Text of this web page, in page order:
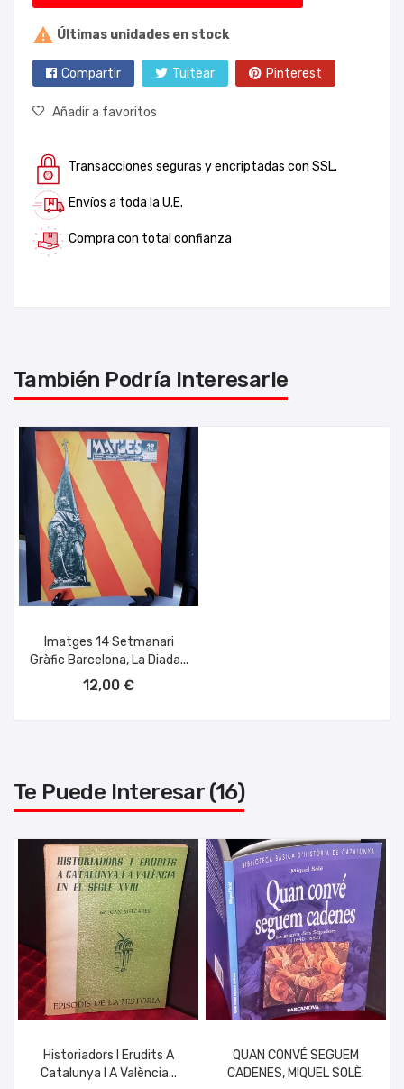
 Últimas unidades en stock
Compartir Tuitear Pinterest
Añadir a favoritos
Transacciones seguras y encriptadas con SSL.
Envíos a toda la U.E.
Compra con total confianza
También Podría Interesarle
Imatges 14 Setmanari
Gràfic Barcelona, La Diada...
12,00 €
Te Puede Interesar (16)
Historiadors I Erudits A
Catalunya I A València...
QUAN CONVÉ SEGUEM
CADENES, MIQUEL SOLÈ.